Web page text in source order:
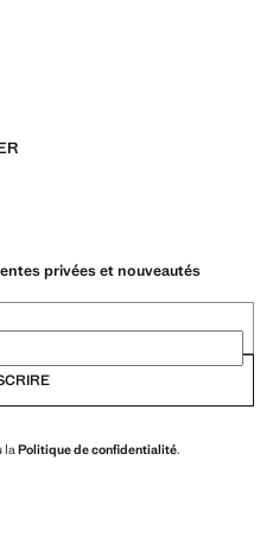
privées et nouveautés
la Politique de confidentialité.